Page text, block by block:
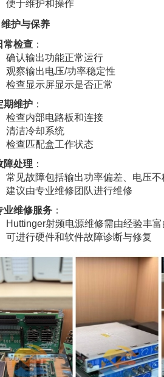
便于维护和操作
护与保养
常检查 ：
确认输出功能正常运行
观察输出电压/功率稳定性
检查显示屏显示是否正常
期维护 ：
检查内部电路板和连接
清洁冷却系统
检查匹配盒工作状态
障处理 ：
常见故障包括输出功率偏差、电压
建议由专业维修团队进行维修
业维修服务 ：
Huttinger射频电源维修需由经验丰
可进行硬件和软件故障诊断与修复